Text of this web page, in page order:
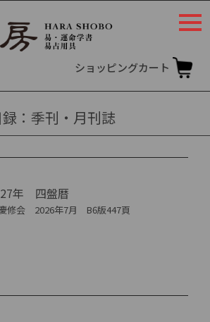
ショッピングカート
録：季刊・月刊誌
年 四盤暦
修会 2026年7月 B6版447頁